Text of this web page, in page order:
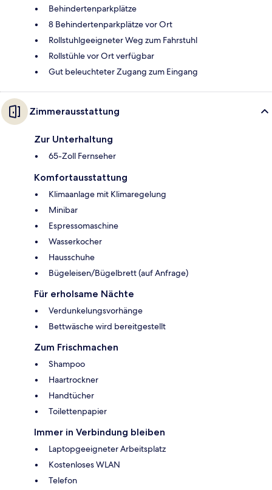
Behindertenparkplätze
8 Behindertenparkplätze vor Ort
Rollstuhlgeeigneter Weg zum Fahrstuhl
Rollstühle vor Ort verfügbar
Gut beleuchteter Zugang zum Eingang
Zimmerausstattung
Zur Unterhaltung
65-Zoll Fernseher
Komfortausstattung
Klimaanlage mit Klimaregelung
Minibar
Espressomaschine
Wasserkocher
Hausschuhe
Bügeleisen/Bügelbrett (auf Anfrage)
Für erholsame Nächte
Verdunkelungsvorhänge
Bettwäsche wird bereitgestellt
Zum Frischmachen
Shampoo
Haartrockner
Handtücher
Toilettenpapier
Immer in Verbindung bleiben
Laptopgeeigneter Arbeitsplatz
Kostenloses WLAN
Telefon